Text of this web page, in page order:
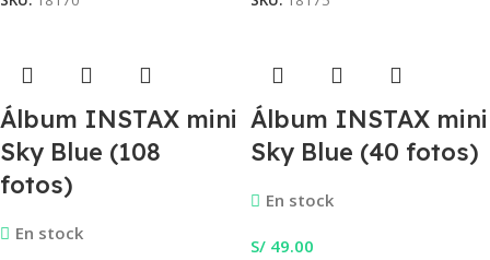
Álbum INSTAX mini
Sky Blue (108
fotos)
En stock
Álbum INSTAX mini
Sky Blue (40 fotos)
En stock
S/ 49.00